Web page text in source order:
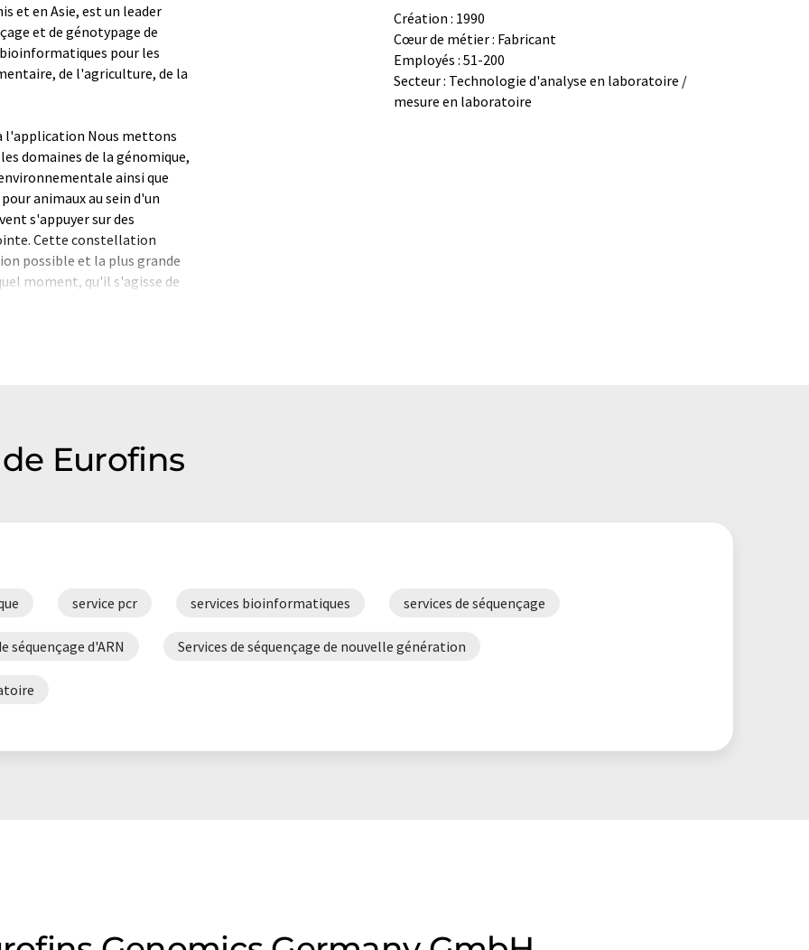
et en Asie, est un leader
et de génotypage de
bioinformatiques pour les
de l'agriculture, de la
l'application Nous mettons
domaines de la génomique,
ainsi que
animaux au sein d'un
s'appuyer sur des
Cette constellation
possible et la plus grande
moment, qu'il s'agisse de
GCP et cGMP.
Création : 1990
Cœur de métier : Fabricant
Employés : 51-200
Secteur : Technologie d'analyse en laboratoire /
mesure en laboratoire
Eurofins
service pcr services bioinformatiques services de séquençage
séquençage d'ARN Services de séquençage de nouvelle génération